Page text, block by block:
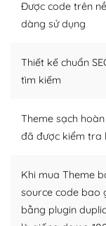
tìm kiếm chúng
Dễ dàng tùy
– Sở hữu một
người cuồng tín
kiếm những
lời, giải đáp vấn
Cộng đồng sử
Được code trên
dàng sử dụng
Thiết kế chuẩn
tìm kiếm
Theme sạch
đã được kiểm tra
Khi mua Theme
source code bao
bằng plugin